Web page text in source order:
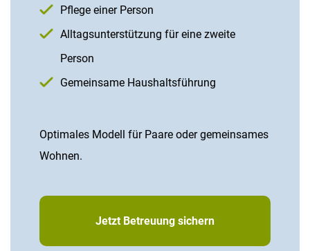
Pflege einer Person
Alltagsunterstützung für eine zweite
Person
Gemeinsame Haushaltsführung
Optimales Modell für Paare oder gemeinsames
Wohnen.
Jetzt Betreuung sichern